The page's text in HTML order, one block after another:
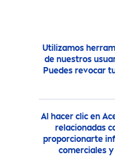
Utilizamos
de nuestros
Puedes revocar
Al hacer clic en
relacionadas
proporcionarte
comerciales
Nuestros